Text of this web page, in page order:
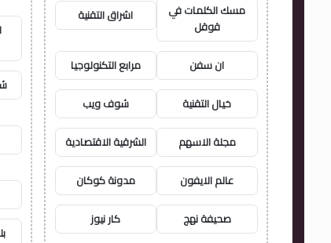
مسك الكلمات في
قوقل
اشراق التقنية
ان سفن مرابع التكنولوجيا
خيال التقنية شوف ويب
مجلة الاسهم الشرقية الاقتصادية
عالم الايفون مدونة كوكان
صحيفة نهج كار نيوز